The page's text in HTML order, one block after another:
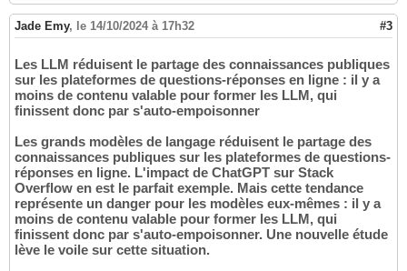
Jade Emy, le 14/10/2024 à 17h32 #3
Les LLM réduisent le partage des connaissances publiques
sur les plateformes de questions-réponses en ligne : il y a
moins de contenu valable pour former les LLM, qui
finissent donc par s'auto-empoisonner
Les grands modèles de langage réduisent le partage des
connaissances publiques sur les plateformes de questions-
réponses en ligne. L'impact de ChatGPT sur Stack
Overflow en est le parfait exemple. Mais cette tendance
représente un danger pour les modèles eux-mêmes : il y a
moins de contenu valable pour former les LLM, qui
finissent donc par s'auto-empoisonner. Une nouvelle étude
lève le voile sur cette situation.